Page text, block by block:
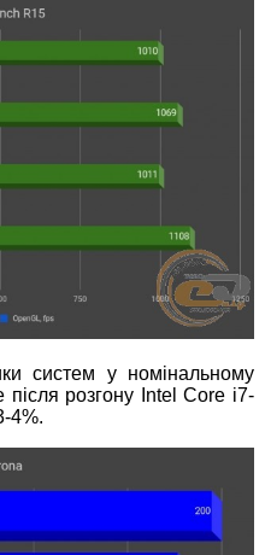
систем у номінальному
розгону Intel Core i7-
4%.